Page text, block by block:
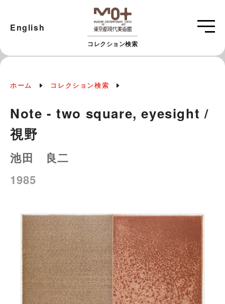
コレクション検索
English
ホーム コレクション検索
Note - two square, eyesight /
視野
池田 良二
1985